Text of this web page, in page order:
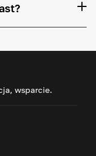
wsparcie.